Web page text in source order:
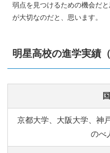
弱点を見つけるための機会だ
が大切なのだと、思います。
明星高校の進学実績
京都大学、大阪大学、神
のべ